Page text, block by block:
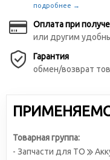
подробнее →
Оплата при
или другим
Гарантия
обмен/возврат
Товарная группа:
- Запчасти для ТО